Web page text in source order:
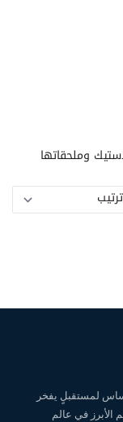
وملحقاتها
لمستقبلٍ يفخر
في عالم